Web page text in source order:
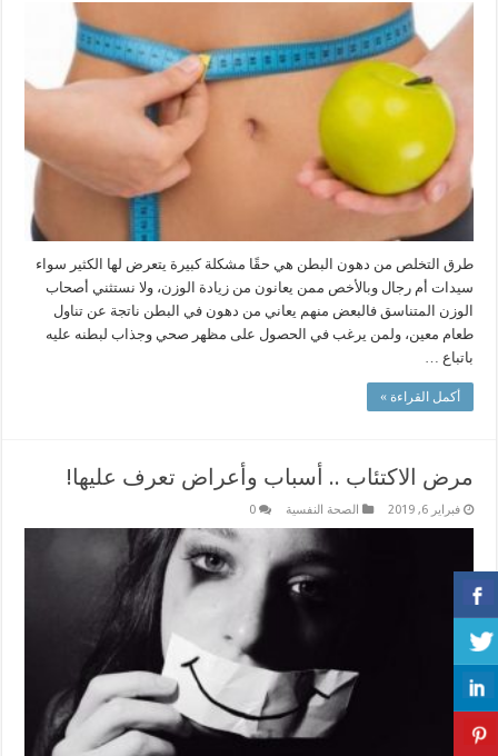
طرق التخلص من دهون البطن هي حقًا مشكلة كبيرة يتعرض لها الكثير سواء
سيدات أم رجال وبالأخص ممن يعانون من زيادة الوزن، ولا نستثني أصحاب
الوزن المتناسق فالبعض منهم يعاني من دهون في البطن ناتجة عن تناول
طعام معين، ولمن يرغب في الحصول على مظهر صحي وجذاب لبطنه عليه
باتباع …
أكمل القراءة »
مرض الاكتئاب .. أسباب وأعراض تعرف عليها!
فبراير 6, 2019 الصحة النفسية 0